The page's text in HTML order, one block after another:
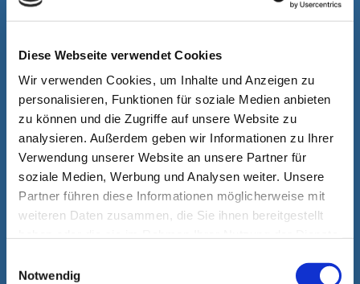
Diese Webseite verwendet Cookies
Wir verwenden Cookies, um Inhalte und Anzeigen zu
personalisieren, Funktionen für soziale Medien anbieten
zu können und die Zugriffe auf unsere Website zu
analysieren. Außerdem geben wir Informationen zu Ihrer
Verwendung unserer Website an unsere Partner für
soziale Medien, Werbung und Analysen weiter. Unsere
Partner führen diese Informationen möglicherweise mit
weiteren Daten zusammen, die Sie ihnen bereitgestellt
Notwendig